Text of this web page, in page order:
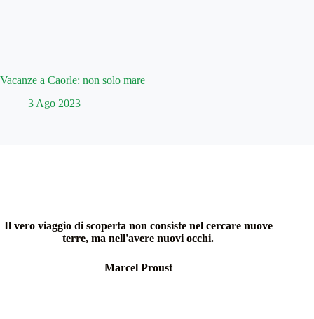
Vacanze a Caorle: non solo mare
3 Ago 2023
Il vero viaggio di scoperta non consiste nel cercare nuove
terre, ma nell'avere nuovi occhi.
Marcel Proust